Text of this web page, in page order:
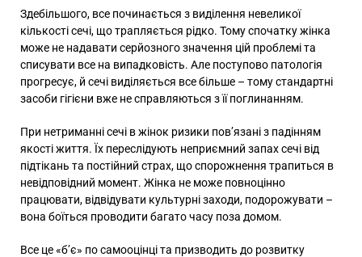
Здебільшого, все починається з виділення невеликої
кількості сечі, що трапляється рідко. Тому спочатку жінка
може не надавати серйозного значення цій проблемі та
списувати все на випадковість. Але поступово патологія
прогресує, й сечі виділяється все більше – тому стандартні
засоби гігієни вже не справляються з її поглинанням.
При нетриманні сечі в жінок ризики пов’язані з падінням
якості життя. Їх переслідують неприємний запах сечі від
підтікань та постійний страх, що спорожнення трапиться в
невідповідний момент. Жінка не може повноцінно
працювати, відвідувати культурні заходи, подорожувати –
вона боїться проводити багато часу поза домом.
Все це «б’є» по самооцінці та призводить до розвитку